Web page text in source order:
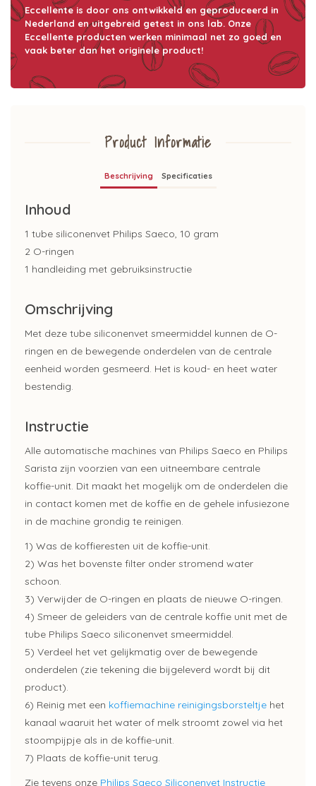
Eccellente is door ons ontwikkeld en geproduceerd in
Nederland en uitgebreid getest in ons lab. Onze
Eccellente producten werken minimaal net zo goed en
vaak beter dan het originele product!
Product Informatie
Beschrijving Specificaties
Inhoud
1 tube siliconenvet Philips Saeco, 10 gram
2 O-ringen
1 handleiding met gebruiksinstructie
Omschrijving
Met deze tube siliconenvet smeermiddel kunnen de O-
ringen en de bewegende onderdelen van de centrale
eenheid worden gesmeerd. Het is koud- en heet water
bestendig.
Instructie
Alle automatische machines van Philips Saeco en Philips
Sarista zijn voorzien van een uitneembare centrale
koffie-unit. Dit maakt het mogelijk om de onderdelen die
in contact komen met de koffie en de gehele infusiezone
in de machine grondig te reinigen.
1) Was de koffieresten uit de koffie-unit.
2) Was het bovenste filter onder stromend water
schoon.
3) Verwijder de O-ringen en plaats de nieuwe O-ringen.
4) Smeer de geleiders van de centrale koffie unit met de
tube Philips Saeco siliconenvet smeermiddel.
5) Verdeel het vet gelijkmatig over de bewegende
onderdelen (zie tekening die bijgeleverd wordt bij dit
product).
6) Reinig met een koffiemachine reinigingsborsteltje het
kanaal waaruit het water of melk stroomt zowel via het
stoompijpje als in de koffie-unit.
7) Plaats de koffie-unit terug.
Zie tevens onze Philips Saeco Siliconenvet Instructie